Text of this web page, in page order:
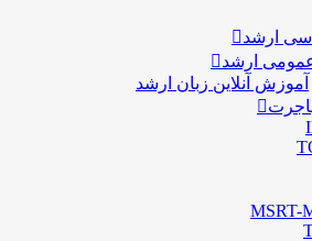
ارشد
ارشد
آموزش آنلاین زبان ارشد
MSRT-